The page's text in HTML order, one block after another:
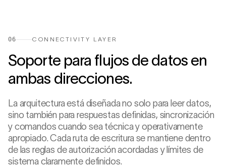
06 CONNECTIVITY LAYER
Soporte para flujos de datos en
ambas direcciones.
La arquitectura está diseñada no solo para leer datos,
sino también para respuestas definidas, sincronización
y comandos cuando sea técnica y operativamente
apropiado. Cada ruta de escritura se mantiene dentro
de las reglas de autorización acordadas y límites de
sistema claramente definidos.